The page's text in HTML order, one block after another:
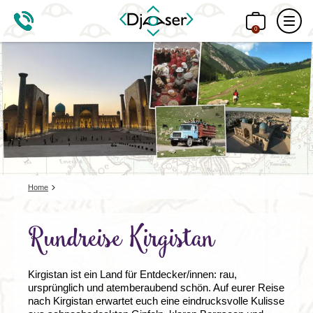
0
Home
Rundreise Kirgistan
Kirgistan ist ein Land für Entdecker/innen: rau,
ursprünglich und atemberaubend schön. Auf eurer Reise
nach Kirgistan erwartet euch eine eindrucksvolle Kulisse